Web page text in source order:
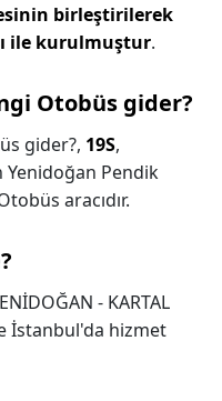
birleştirilerek
ile kurulmuştur.
Otobüs gider?
gider?, 19S,
Pendik
aracıdır.
- KARTAL
İstanbul'da hizmet